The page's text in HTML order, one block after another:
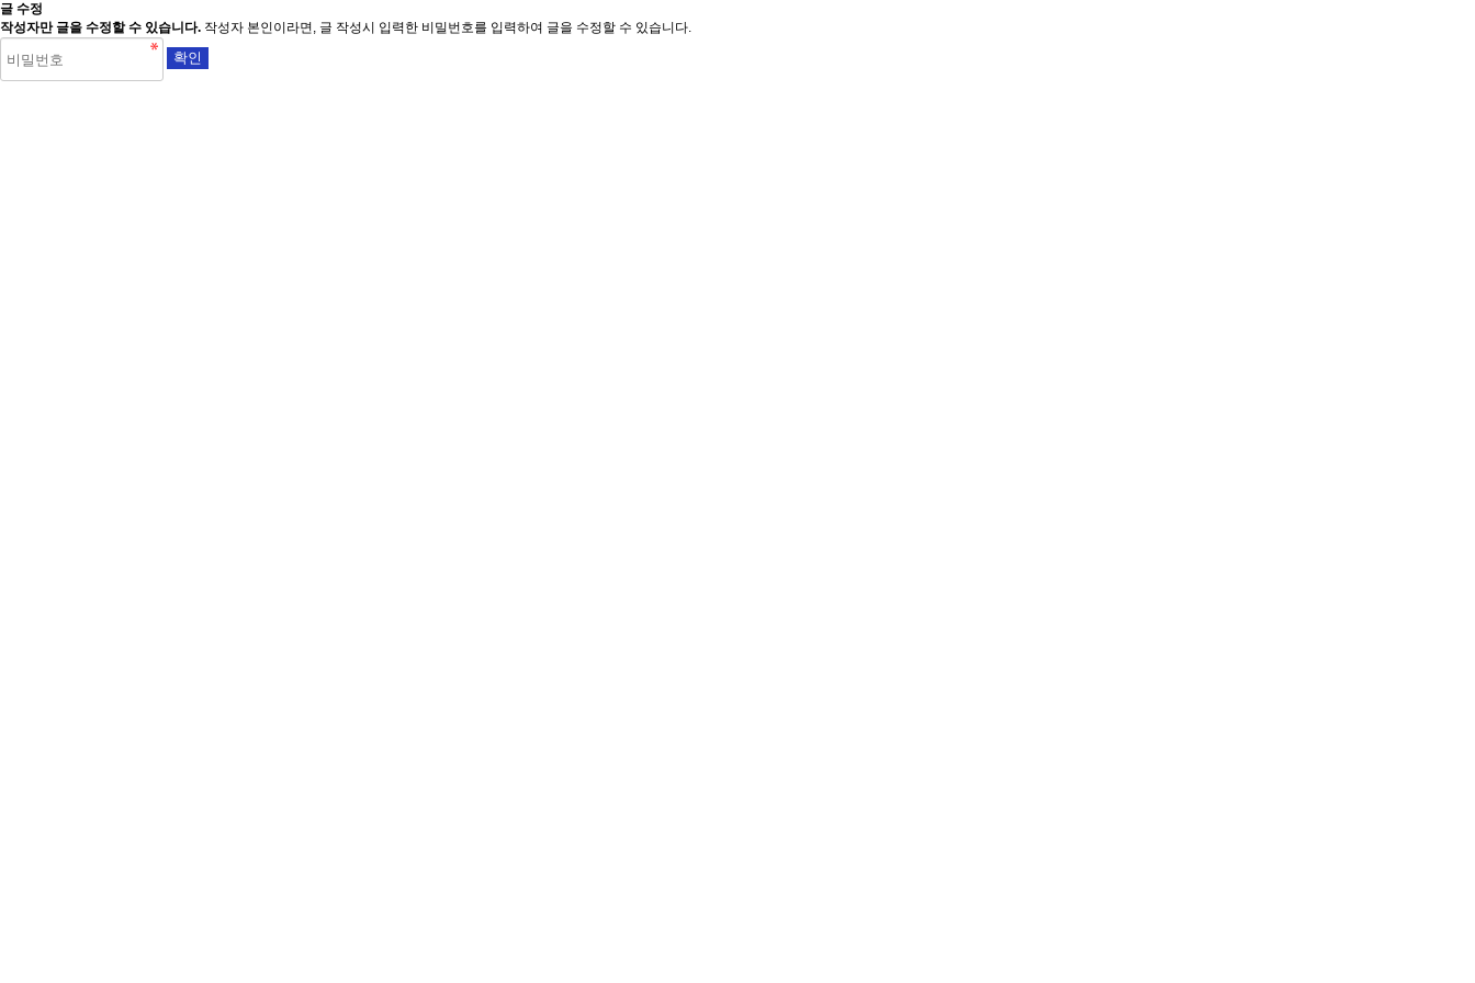
글 수정
작성자만 글을 수정할 수 있습니다. 작성자 본인이라면, 글 작성시 입력한 비밀번호를 입력하여 글을 수정할 수 있습니다.